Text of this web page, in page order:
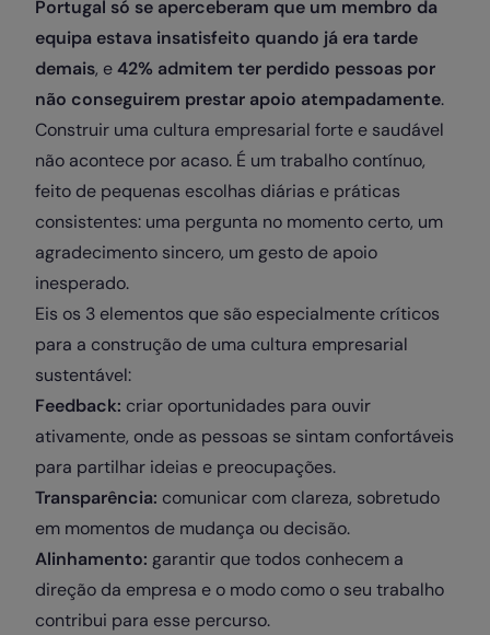
Portugal só se aperceberam que um membro da
equipa estava insatisfeito quando já era tarde
demais, e42% admitem ter perdido pessoas por
não conseguirem prestar apoio atempadamente.
Construir uma cultura empresarial forte e saudável
não acontece por acaso. É um trabalho contínuo,
feito de pequenas escolhas diárias e práticas
consistentes: uma pergunta no momento certo, um
agradecimento sincero, um gesto de apoio
inesperado.
Eis os 3 elementos que são especialmente críticos
para a construção de uma cultura empresarial
sustentável:
Feedback: criar oportunidades para ouvir
ativamente, onde as pessoas se sintam confortáveis
para partilhar ideias e preocupações.
Transparência: comunicar com clareza, sobretudo
em momentos de mudança ou decisão.
Alinhamento: garantir que todos conhecem a
direção da empresa e o modo como o seu trabalho
contribui para esse percurso.